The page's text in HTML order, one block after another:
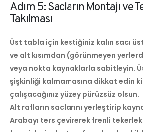
Adım 5: Sacların Montajı ve
Takılması
Üst tabla için kestiğiniz kalın sacı
ve alt kısımdan (görünmeyen
veya nokta kaynaklarla sabitleyin.
şişkinliği kalmamasına dikkat edin
çalışacağınız yüzey pürüzsüz olsun.
Alt rafların saclarını yerleştirip
Arabayı ters çevirerek frenli